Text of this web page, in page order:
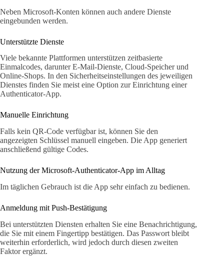
Neben Microsoft-Konten können auch andere Dienste
eingebunden werden.
Unterstützte Dienste
Viele bekannte Plattformen unterstützen zeitbasierte
Einmalcodes, darunter E-Mail-Dienste, Cloud-Speicher und
Online-Shops. In den Sicherheitseinstellungen des jeweiligen
Dienstes finden Sie meist eine Option zur Einrichtung einer
Authenticator-App.
Manuelle Einrichtung
Falls kein QR-Code verfügbar ist, können Sie den
angezeigten Schlüssel manuell eingeben. Die App generiert
anschließend gültige Codes.
Nutzung der Microsoft-Authenticator-App im Alltag
Im täglichen Gebrauch ist die App sehr einfach zu bedienen.
Anmeldung mit Push-Bestätigung
Bei unterstützten Diensten erhalten Sie eine Benachrichtigung,
die Sie mit einem Fingertipp bestätigen. Das Passwort bleibt
weiterhin erforderlich, wird jedoch durch diesen zweiten
Faktor ergänzt.